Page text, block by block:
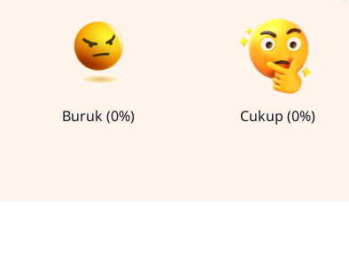
Buruk (0%) Cukup (0%)